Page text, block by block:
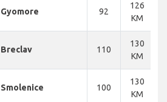
Gyomore 92
126
KM
Breclav 110
130
KM
Smolenice 100
130
KM